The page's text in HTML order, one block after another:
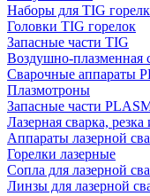
Наборы для TIG
Головки TIG горелок
Запасные части TIG
Воздушно-плазменная
Сварочные аппараты
Плазмотроны
Запасные части
Лазерная сварка, резка
Аппараты лазерной
Горелки лазерные
Сопла для лазерной
Линзы для лазерной